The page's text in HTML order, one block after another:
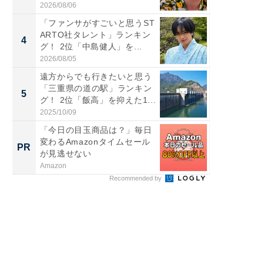
2026/08/06
4
「ファンサがすごいと思うST
ARTO社タレント」ランキン
グ！ 2位「中島健人」を...
2026/08/05
5
遠方からでも行きたいと思う
「三重県の道の駅」ランキン
グ！ 2位「飯高」を抑えた1...
2025/10/09
PR
「今日の目玉商品は？」毎日
変わるAmazonタイムセール
が見逃せない
Amazon
Recommended by